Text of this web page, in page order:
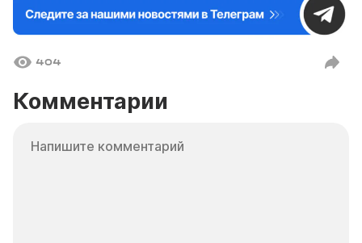
404
Комментарии